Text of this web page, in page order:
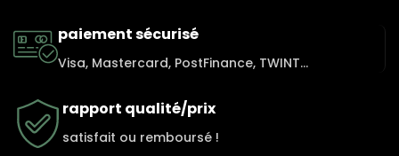
paiement sécurisé
Visa, Mastercard, PostFinance, TWINT...
rapport qualité/prix
satisfait ou remboursé !